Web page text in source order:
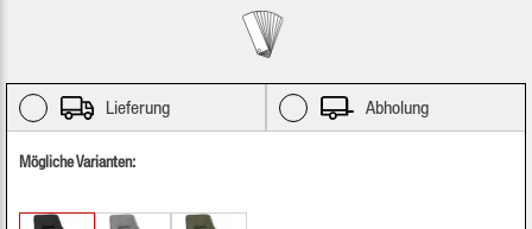
Lieferung Abholung
Mögliche Varianten: